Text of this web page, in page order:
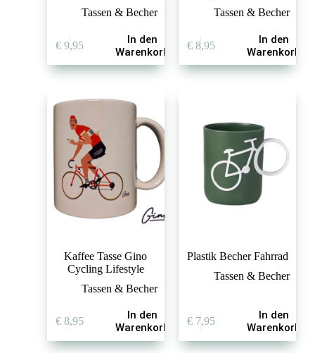
Tassen & Becher
€9,95
In den
Warenkorb
Tassen & Becher
€8,95
In den
Warenkorb
Kaffee Tasse Gino
Cycling Lifestyle
Tassen & Becher
€8,95
In den
Warenkorb
Plastik Becher Fahrrad
Tassen & Becher
€7,95
In den
Warenkorb